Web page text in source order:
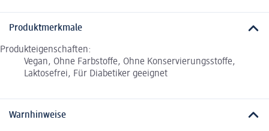
Produktmerkmale
Produkteigenschaften:
Vegan, Ohne Farbstoffe, Ohne Konservierungsstoffe,
Laktosefrei, Für Diabetiker geeignet
Warnhinweise